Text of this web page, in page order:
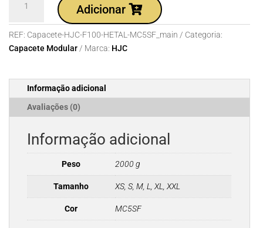
Capacete
HJC
F100
MC5SF
Adicionar
REF: Capacete-HJC-F100-HETAL-MC5SF_main
Categoria:
Capacete Modular
Marca: HJC
Informação adicional
Avaliações (0)
Informação adicional
Peso 2000 g
Tamanho XS, S, M, L, XL, XXL
Cor MC5SF